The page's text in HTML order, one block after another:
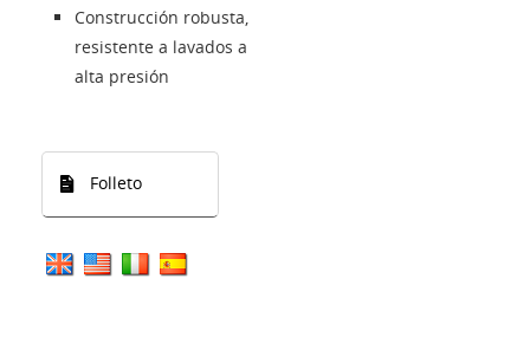
Construcción robusta,
resistente a lavados a
alta presión
Folleto